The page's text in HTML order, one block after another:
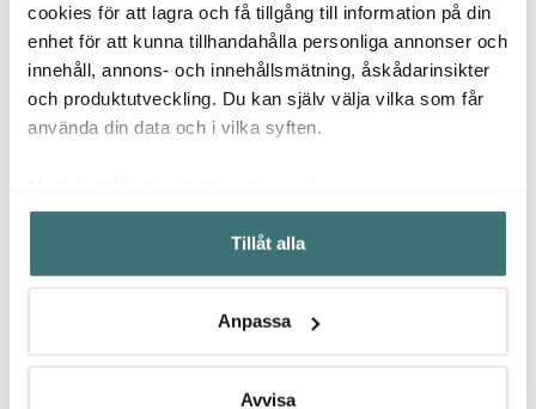
cookies för att lagra och få tillgång till information på din
enhet för att kunna tillhandahålla personliga annonser och
innehåll, annons- och innehållsmätning, åskådarinsikter
och produktutveckling. Du kan själv välja vilka som får
använda din data och i vilka syften.
Samla in information om din geografiska plats som
kan ha en noggrannhet på upp till flera meter
Identifiera din enhet genom att aktivt skanna den för
Ta reda på mer om hur dina personliga uppgifter
Du kan ändra eller dra tillbaka ditt samtycke när som
Tillåt alla
Anpassa
Avvisa
House Doctor
Eya Skärbräda 50x25
cm Akaciaträ
460 kr
House Doctor
Ivy blomkruka 23x20 cm
beige
423 kr
Låt dig inspireras av våra kunder